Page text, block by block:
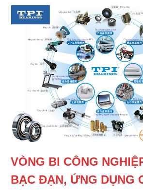
VÒNG BI CÔNG
BẠC ĐẠN, ỨNG DỤNG